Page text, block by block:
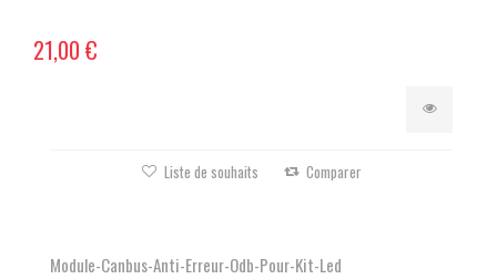
21,00 €
Liste de souhaits Comparer
Module-Canbus-Anti-Erreur-Odb-Pour-Kit-Led